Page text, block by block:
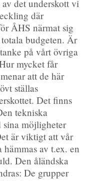
det underskott vi
där
ÅHS närmat sig
budgeten. Är
på vårt övriga
mycket får
att de här
ställas
Det finns
tekniska
möjligheter
är viktigt att vår
av t.ex. en
Den åländska
De grupper